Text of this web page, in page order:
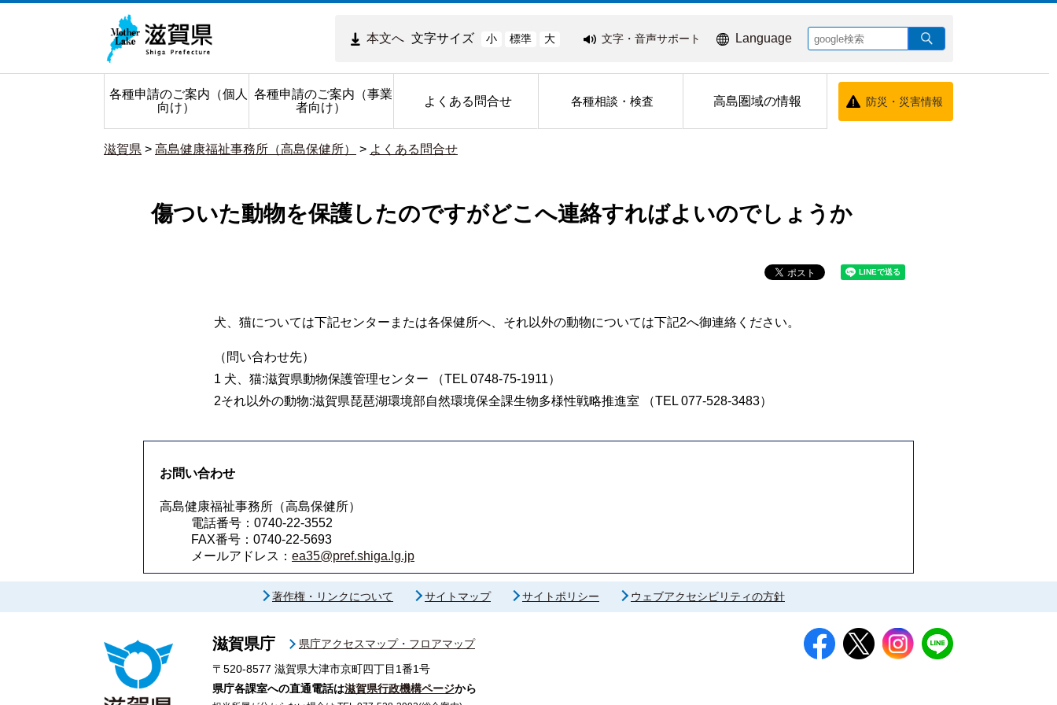
本文へ 文字サイズ 小 標準 大 文字・音声サポート Language
各種申請のご案内（個人
向け）
各種申請のご案内（事業
者向け）
よくある問合せ 各種相談・検査 高島圏域の情報 防災・災害情報
滋賀県 > 高島健康福祉事務所（高島保健所） > よくある問合せ
傷ついた動物を保護したのですがどこへ連絡すればよいのでしょうか
犬、猫については下記センターまたは各保健所へ、それ以外の動物については下記2へ御連絡ください。
（問い合わせ先）
1 犬、猫:滋賀県動物保護管理センター （TEL 0748-75-1911）
2それ以外の動物:滋賀県琵琶湖環境部自然環境保全課生物多様性戦略推進室 （TEL 077-528-3483）
お問い合わせ
高島健康福祉事務所（高島保健所）
電話番号：0740-22-3552
FAX番号：0740-22-5693
メールアドレス： ea35@pref.shiga.lg.jp
著作権・リンクについて サイトマップ サイトポリシー ウェブアクセシビリティの方針
滋賀県庁
県庁アクセスマップ・フロアマップ
〒520-8577 滋賀県大津市京町四丁目1番1号
県庁各課室への直通電話は滋賀県行政機構ページから